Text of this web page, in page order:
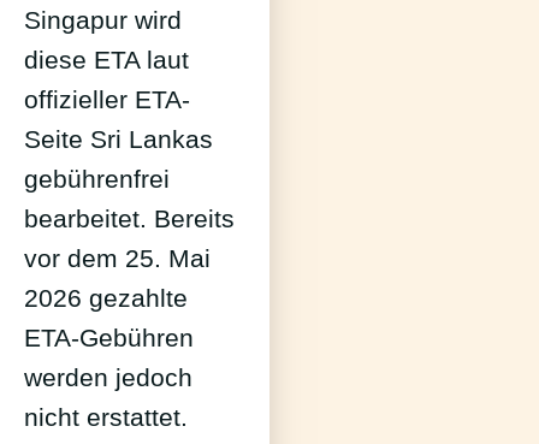
Singapur wird
diese ETA laut
offizieller ETA-
Seite Sri Lankas
gebührenfrei
bearbeitet. Bereits
vor dem 25. Mai
2026 gezahlte
ETA-Gebühren
werden jedoch
nicht erstattet.